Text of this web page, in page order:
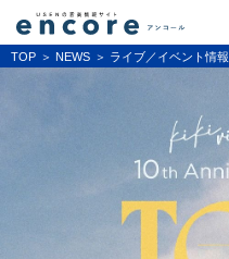
TOP NEWS ライブ／イベント情報